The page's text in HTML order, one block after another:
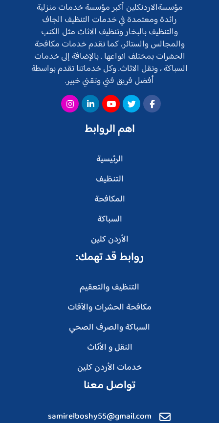
مؤسسةالاردنكلين أكبر مؤسسة خدمات منزلية
رائدة ومعتمدة في خدمات التنظيف الجاف
والتنظيف بالبخار وتنظيف الاثاث مثل الكنب
والمجالس والستائر، كما نقدم خدمات مكافحة
الحشرات بمختلف انواعها . بالإضافة إلى خدمات
السباكة ، ونقل الاثاث. وكل خدماتنا تقدم بواسطة
أفضل فريق فني وتقني خبير.
اهم الروابط
الرئيسية
التنظيف
المكافحة
السباكة
الأردن كلين
روابط قد تهمك:
التنظيف والتعقيم
مكافحة الحشرات والآفات
السباكة والصرف الصحي
النقل و الأثاث
خدمات الأردن كلين
تواصل معنا
samirelboshy55@gmail.com